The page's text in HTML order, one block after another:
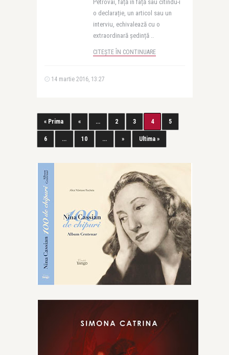
Petrovai, față în față sau citindu-i
o declarație, un articol sau un
interviu, echivalează cu o
extraordinară ședință ..
CITEȘTE ÎN CONTINUARE
14 martie 2016, 13:27
« Prima « ... 2 3 4 5
6 ... 10 ... » Ultima »